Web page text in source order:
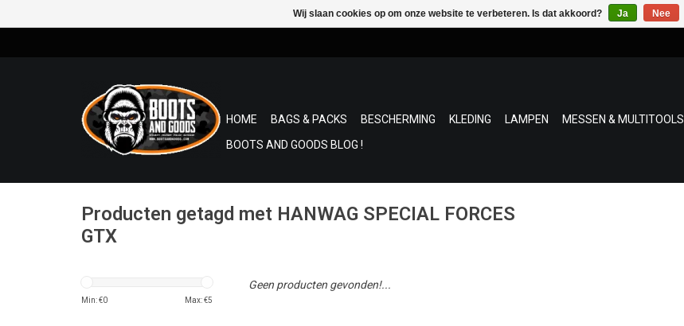
HOME BAGS & PACKS BESCHERMING KLEDING LAMPEN MESSEN & MULTITOOLS
BOOTS AND GOODS BLOG !
Producten getagd met HANWAG SPECIAL FORCES
GTX
Min: €0 Max: €5
Geen producten gevonden!...
Wij slaan cookies op om onze website te verbeteren. Is dat akkoord? Ja Nee